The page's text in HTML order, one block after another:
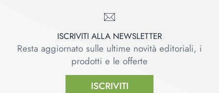
ISCRIVITI ALLA NEWSLETTER
Resta aggiornato sulle ultime novità editoriali, i
prodotti e le offerte
ISCRIVITI